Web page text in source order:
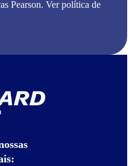
Pearson. Ver política de